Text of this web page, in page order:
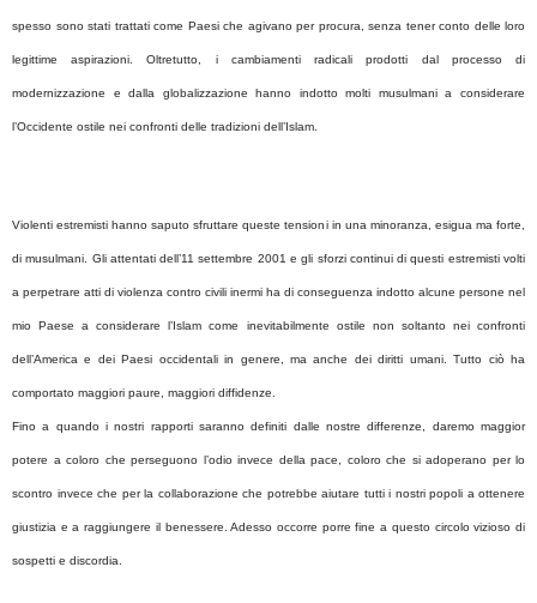
spesso sono stati trattati come Paesi che agivano per procura, senza tener conto delle loro
legittime aspirazioni. Oltretutto, i cambiamenti radicali prodotti dal processo di
modernizzazione e dalla globalizzazione hanno indotto molti musulmani a considerare
l’Occidente ostile nei confronti delle tradizioni dell’Islam.
Violenti estremisti hanno saputo sfruttare queste tensioni in una minoranza, esigua ma forte,
di musulmani. Gli attentati dell’11 settembre 2001 e gli sforzi continui di questi estremisti volti
a perpetrare atti di violenza contro civili inermi ha di conseguenza indotto alcune persone nel
mio Paese a considerare l’Islam come inevitabilmente ostile non soltanto nei confronti
dell’America e dei Paesi occidentali in genere, ma anche dei diritti umani. Tutto ciò ha
comportato maggiori paure, maggiori diffidenze.
Fino a quando i nostri rapporti saranno definiti dalle nostre differenze, daremo maggior
potere a coloro che perseguono l’odio invece della pace, coloro che si adoperano per lo
scontro invece che per la collaborazione che potrebbe aiutare tutti i nostri popoli a ottenere
giustizia e a raggiungere il benessere. Adesso occorre porre fine a questo circolo vizioso di
sospetti e discordia.